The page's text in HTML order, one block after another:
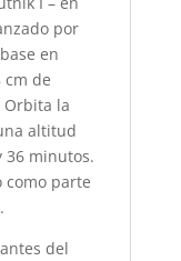
por
en
cm de
la
altitud
36 minutos.
como parte
del